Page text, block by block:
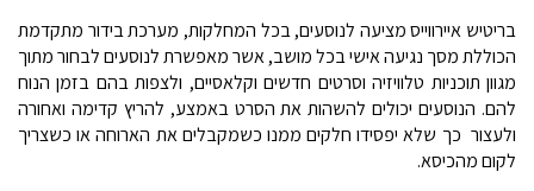
בריטיש איירווייס מציעה לנוסעים, בכל המחלקות, מערכת בידור מתקדמת
הכוללת מסך נגיעה אישי בכל מושב, אשר מאפשרת לנוסעים לבחור מתוך
מגוון תוכניות טלוויזיה וסרטים חדשים וקלאסיים, ולצפות בהם בזמן הנוח
להם. הנוסעים יכולים להשהות את הסרט באמצע, להריץ קדימה ואחורה
ולעצור  כך שלא יפסידו חלקים ממנו כשמקבלים את הארוחה או כשצריך
לקום מהכיסא.